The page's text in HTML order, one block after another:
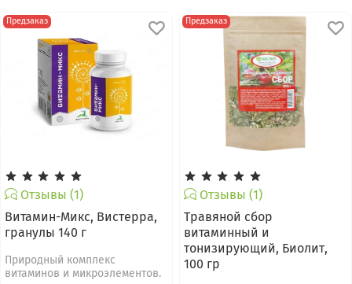
Предзаказ
Отзывы (1)
Витамин-Микс, Вистерра,
гранулы 140 г
Природный комплекс
витаминов и микроэлементов.
Предзаказ
Отзывы (1)
Травяной сбор
витаминный и
тонизирующий, Биолит,
100 гр